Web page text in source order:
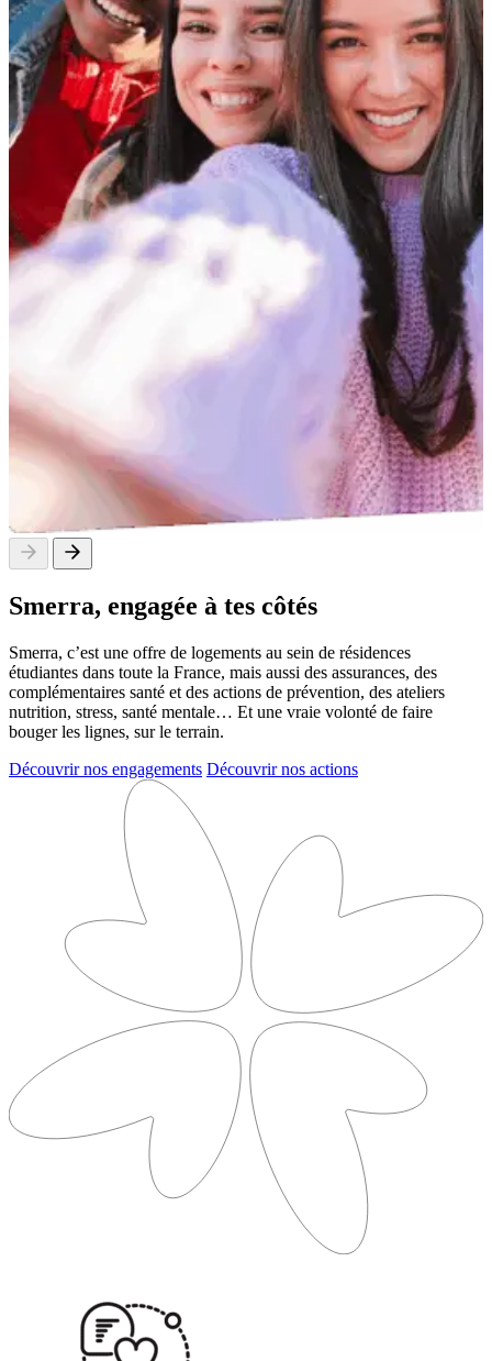
Smerra, engagée à tes côtés
Smerra, c’est une offre de logements au sein de résidences
étudiantes dans toute la France, mais aussi des assurances, des
complémentaires santé et des actions de prévention, des ateliers
nutrition, stress, santé mentale… Et une vraie volonté de faire
bouger les lignes, sur le terrain.
Découvrir nos engagements Découvrir nos actions